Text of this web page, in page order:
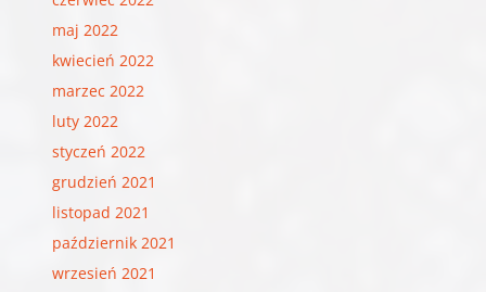
maj 2022
kwiecień 2022
marzec 2022
luty 2022
styczeń 2022
grudzień 2021
listopad 2021
październik 2021
wrzesień 2021